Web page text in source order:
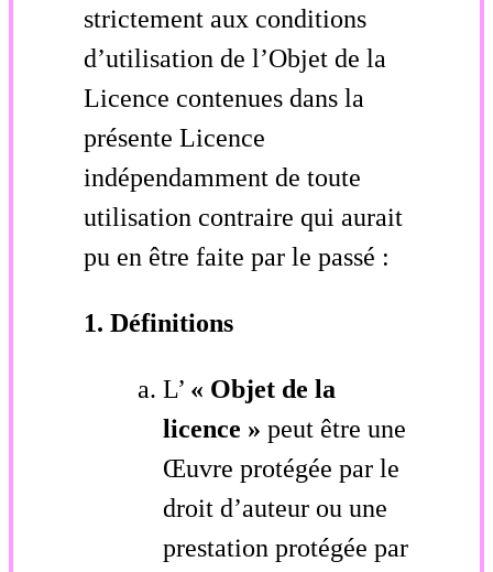
strictement aux conditions
d’utilisation de l’Objet de la
Licence contenues dans la
présente Licence
indépendamment de toute
utilisation contraire qui aurait
pu en être faite par le passé :
1. Définitions
L’ « Objet de la
licence » peut être une
Œuvre protégée par le
droit d’auteur ou une
prestation protégée par